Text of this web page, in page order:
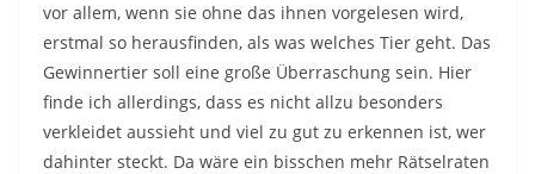
vor allem, wenn sie ohne das ihnen vorgelesen wird,
erstmal so herausfinden, als was welches Tier geht. Das
Gewinnertier soll eine große Überraschung sein. Hier
finde ich allerdings, dass es nicht allzu besonders
verkleidet aussieht und viel zu gut zu erkennen ist, wer
dahinter steckt. Da wäre ein bisschen mehr Rätselraten